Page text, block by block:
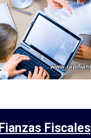
Fianzas Fiscales